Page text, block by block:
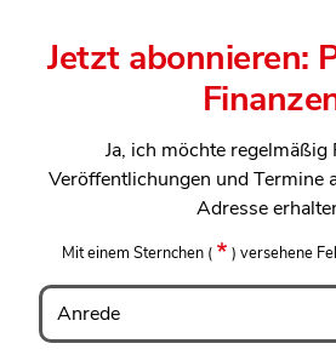
Jetzt abonnieren:
Ja, ich möchte regelmäßig
Veröffentlichungen und Termine
Adresse
Mit einem Sternchen ( ) versehene
Anrede